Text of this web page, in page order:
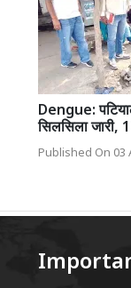
Dengue:
सिलसिला जारी,
Published On 03